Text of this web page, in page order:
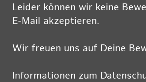
Leider können wir keine
E-Mail akzeptieren.
Wir freuen uns auf Deine
Informationen zum